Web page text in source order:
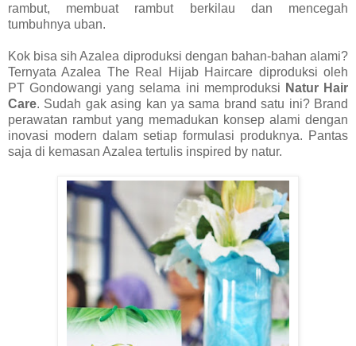
rambut, membuat rambut berkilau dan mencegah
tumbuhnya uban.
Kok bisa sih Azalea diproduksi dengan bahan-bahan alami?
Ternyata Azalea The Real Hijab Haircare diproduksi oleh
PT Gondowangi yang selama ini memproduksi Natur Hair
Care. Sudah gak asing kan ya sama brand satu ini? Brand
perawatan rambut yang memadukan konsep alami dengan
inovasi modern dalam setiap formulasi produknya. Pantas
saja di kemasan Azalea tertulis inspired by natur.